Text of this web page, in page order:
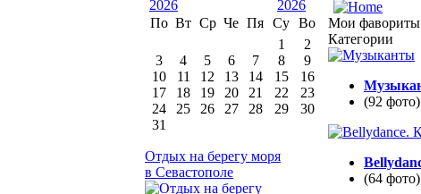
Мои фавориты
Категории
(92 фото)
(64 фото)
По Вт Ср Че Пя Су Во
1
2
3
4 5 6 7 8
9
10
11 12 13 14 15
16
17
18 19 20 21 22
23
24
25 26 27 28 29
30
31
Отдых на берегу моря
в Севастополе